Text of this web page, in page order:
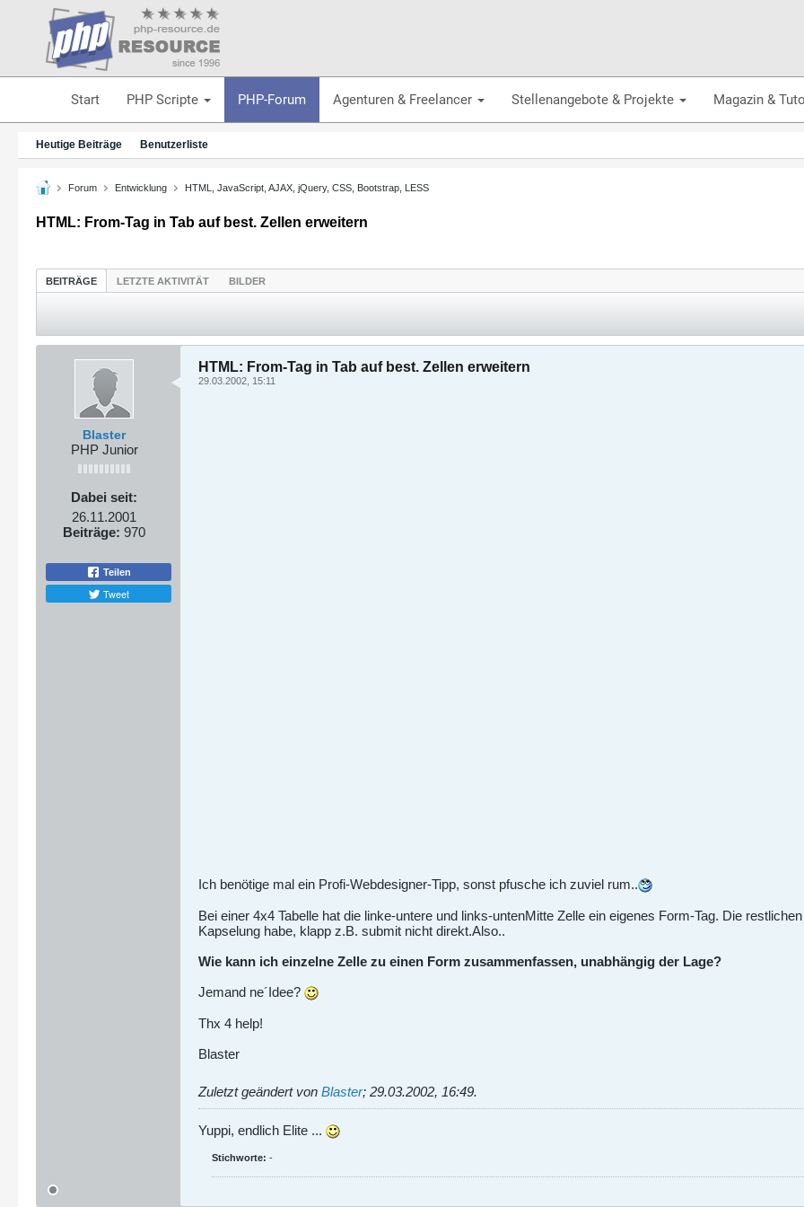
Start PHP Scripte PHP-Forum Agenturen & Freelancer Stellenangebote & Projekte Magazin &
Heutige Beiträge Benutzerliste
Forum Entwicklung HTML, JavaScript, AJAX, jQuery, CSS, Bootstrap, LESS
HTML: From-Tag in Tab auf best. Zellen erweitern
BEITRÄGE LETZTE AKTIVITÄT BILDER
Blaster
PHP Junior
Dabei seit:
26.11.2001
Beiträge: 970
Teilen
Tweet
HTML: From-Tag in Tab auf best. Zellen erweitern
29.03.2002, 15:11
Ich benötige mal ein Profi-Webdesigner-Tipp, sonst pfusche ich zuviel rum..
Bei einer 4x4 Tabelle hat die linke-untere und links-untenMitte Zelle ein eigenes Form-Tag. Die
Kapselung habe, klapp z.B. submit nicht direkt.Also..
Wie kann ich einzelne Zelle zu einen Form zusammenfassen, unabhängig der Lage?
Jemand ne´Idee?
Thx 4 help!
Blaster
Zuletzt geändert von Blaster; 29.03.2002, 16:49.
Yuppi, endlich Elite ...
Stichworte: -